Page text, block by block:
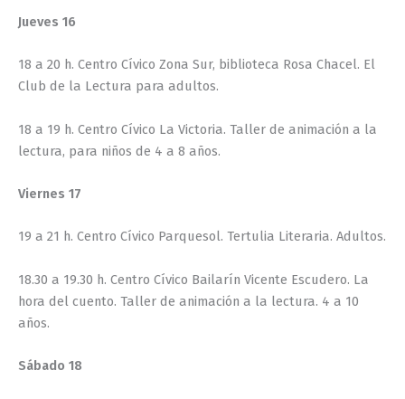
Jueves 16
18 a 20 h. Centro Cívico Zona Sur, biblioteca Rosa Chacel. El
Club de la Lectura para adultos.
18 a 19 h. Centro Cívico La Victoria. Taller de animación a la
lectura, para niños de 4 a 8 años.
Viernes 17
19 a 21 h. Centro Cívico Parquesol. Tertulia Literaria. Adultos.
18.30 a 19.30 h. Centro Cívico Bailarín Vicente Escudero. La
hora del cuento. Taller de animación a la lectura. 4 a 10
años.
Sábado 18